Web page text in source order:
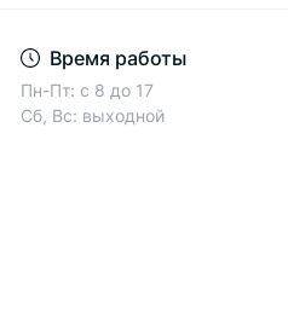
Время работы
Пн-Пт: с 8 до 17
Сб, Вс: выходной